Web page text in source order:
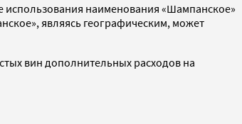
использования наименования «Шампанское»
являясь географическим, может
вин дополнительных расходов на